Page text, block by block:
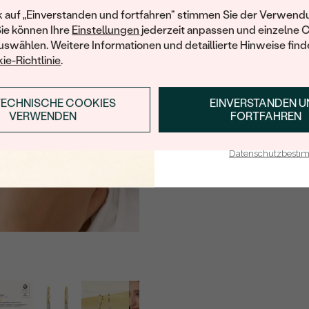
auf „Einverstanden und fortfahren" stimmen Sie der
können Ihre Einstellungen jederzeit anpassen und einzelne
Weitere Informationen und detaillierte Hinweise
Richtlinie.
EINVERSTANDEN
FORTFAHREN
COOKIES
VERWENDEN
REINHEIT:
FARBE:
HERKUNFT:
KARATGEWICHT:
Ihren ersten
ANMELDEN &
E-Mail-Adresse je bei uns in